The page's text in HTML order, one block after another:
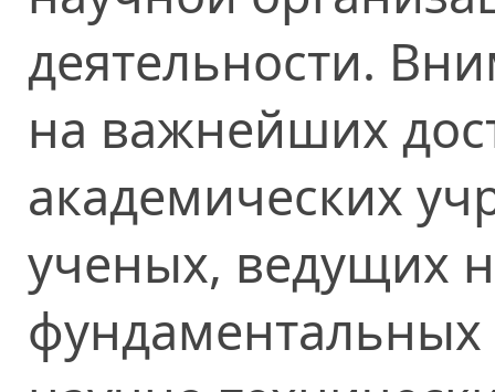
деятельности.
на важнейших
академических
ученых, ведущих
фундаментальных